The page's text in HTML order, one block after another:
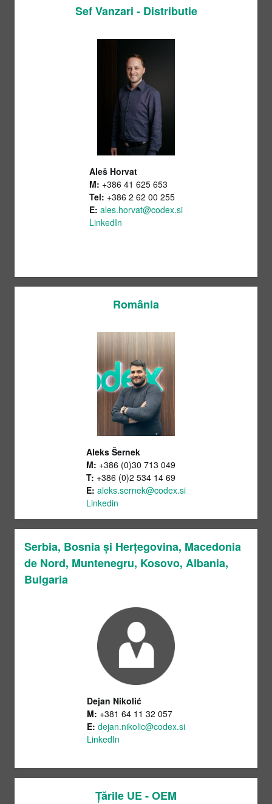
Sef Vanzari - Distributie
Aleš Horvat
M: +386 41 625 653
Tel: +386 2 62 00 255
E: ales.horvat@codex.si
LinkedIn
România
Aleks Šernek
M: +386 (0)30 713 049
T: +386 (0)2 534 14 69
E: aleks.sernek@codex.si
Linkedin
Serbia, Bosnia și Herțegovina, Macedonia
de Nord, Muntenegru, Kosovo, Albania,
Bulgaria
Dejan Nikolić
M: +381 64 11 32 057
E: dejan.nikolic@codex.si
LinkedIn
Țările UE - OEM